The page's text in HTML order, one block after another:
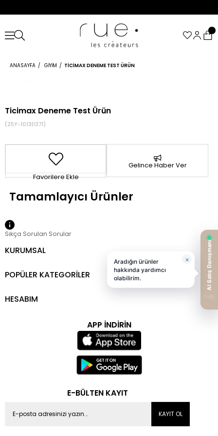
ANASAYFA GIYIM TICIMAX DENEME TEST ÜRÜN
Ticimax Deneme Test Ürün
(25Y-1013|1371)
Favorilere Ekle
Gelince Haber Ver
Sıkça Sorulan Sorular
KURUMSAL
POPÜLER KATEGORİLER
HESABIM
APP İNDİRİN
E-BÜLTEN KAYIT
KAYIT OL